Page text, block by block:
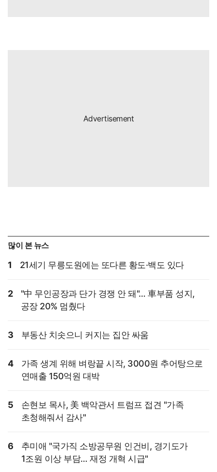
많이 본 뉴스
1 21세기 무릉도원에는 또다른 황도·백도 있다
2
"中 무인공장과 단가 경쟁 안 돼"… 車부품 성지,
공장 20% 멈췄다
3 부동산 치솟으니 커지는 집안 싸움
4
가족 생계 위해 벼랑끝 시작, 3000원 추어탕으로
연매출 150억원 대박
5
손현보 목사, 美 백악관서 트럼프 접견 "가족
초청해줘서 감사"
6
추미애 "국가직 소방공무원 인건비, 경기도가
1조원 이상 부담… 재정 개혁 시급"